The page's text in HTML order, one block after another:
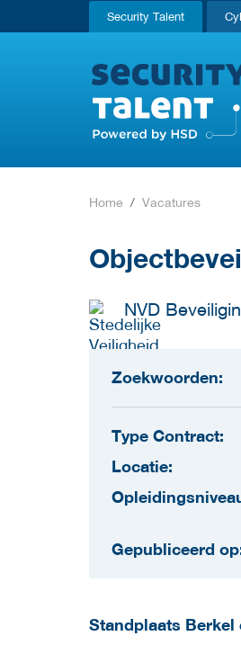
Security Talent
Home Vacatures
NVD
Zoekwoorden:
Type Contract:
Locatie:
Gepubliceerd
Standplaats